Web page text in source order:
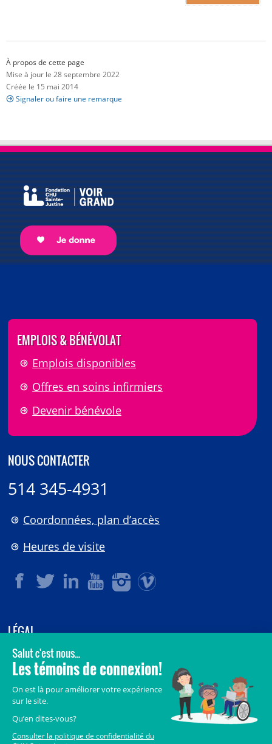
À propos de cette page
Mise à jour le 28 septembre 2022
Créée le 15 mai 2014
Signaler ou faire une remarque
EMPLOIS & BÉNÉVOLAT
Emplois disponibles
Offres en soins infirmiers
Devenir bénévole
NOUS CONTACTER
514 345-4931
Coordonnées, plan d’accès
Heures de visite
LÉGAL
© 2006-2026CHU Sainte-Justine.
Tous droits réservés.
Crédits
Accès aux documents des organismes publics